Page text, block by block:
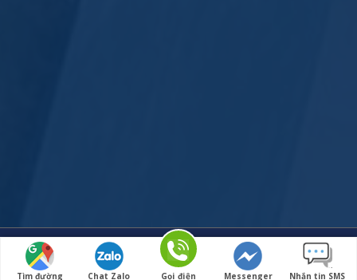
Hotline tư vấn 24/7 :
0933686151
Copyright 2026 © Macweb.vn
Tìm đường Chat Zalo Gọi điện Messenger Nhắn tin SMS